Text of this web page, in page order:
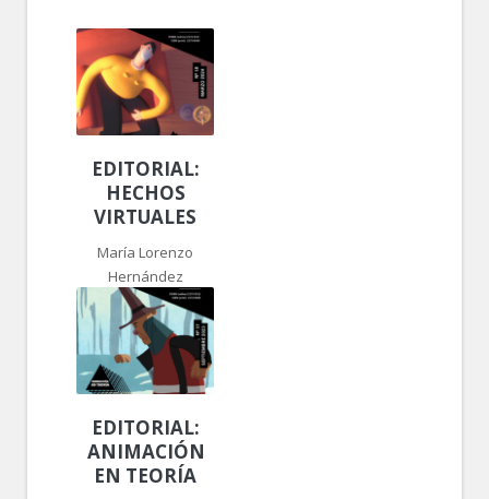
EDITORIAL:
HECHOS
VIRTUALES
María Lorenzo
Hernández
EDITORIAL:
ANIMACIÓN,
EN TEORÍA